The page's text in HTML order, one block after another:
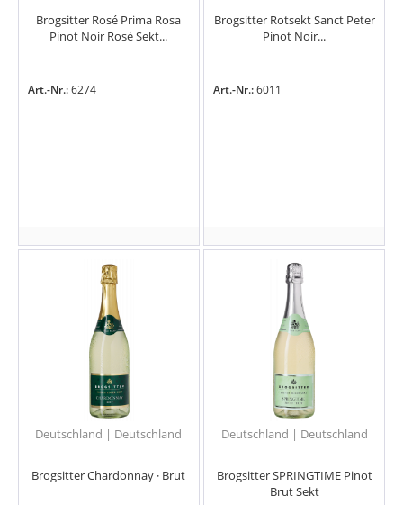
Brogsitter Rosé Prima Rosa
Pinot Noir Rosé Sekt...
Art.-Nr.:6274
Brogsitter Rotsekt Sanct Peter
Pinot Noir...
Art.-Nr.:6011
Deutschland | Deutschland
Brogsitter Chardonnay · Brut
Deutschland | Deutschland
Brogsitter SPRINGTIME Pinot
Brut Sekt